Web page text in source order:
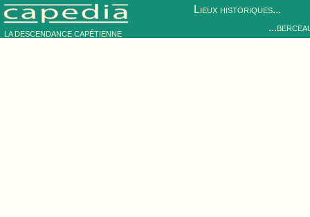
LA DESCENDANCE CAPÉTIENNE
Lieux historiques...